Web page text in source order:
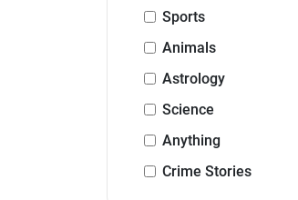
Sports
Animals
Astrology
Science
Anything
Crime Stories